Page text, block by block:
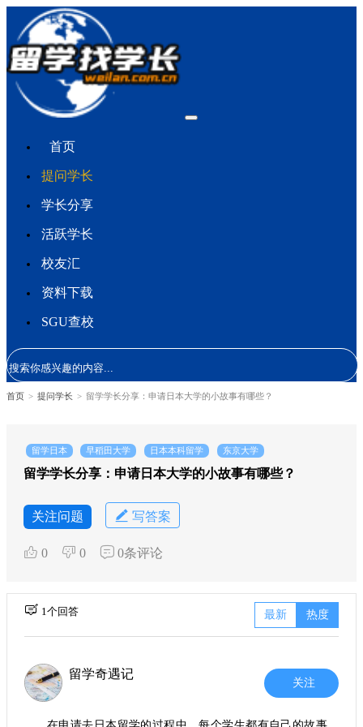
首页
提问学长
学长分享
活跃学长
校友汇
资料下载
SGU查校
首页 > 提问学长 > 留学学长分享：申请日本大学的小故事有哪些？
留学日本 早稻田大学 日本本科留学 东京大学
留学学长分享：申请日本大学的小故事有哪些？
关注问题 写答案
0 0 0条评论
1个回答 最新 热度
留学奇遇记
关注